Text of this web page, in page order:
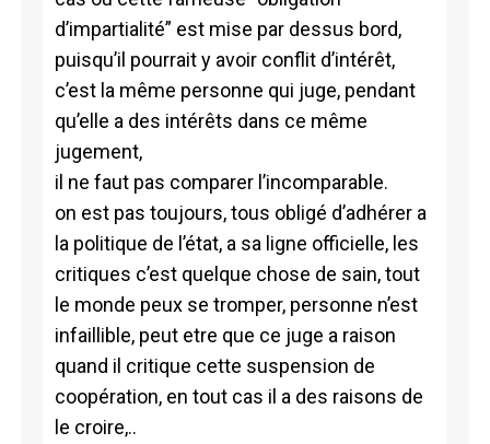
d’impartialité” est mise par dessus bord,
puisqu’il pourrait y avoir conflit d’intérêt,
c’est la même personne qui juge, pendant
qu’elle a des intérêts dans ce même
jugement,
il ne faut pas comparer l’incomparable.
on est pas toujours, tous obligé d’adhérer a
la politique de l’état, a sa ligne officielle, les
critiques c’est quelque chose de sain, tout
le monde peux se tromper, personne n’est
infaillible, peut etre que ce juge a raison
quand il critique cette suspension de
coopération, en tout cas il a des raisons de
le croire,..